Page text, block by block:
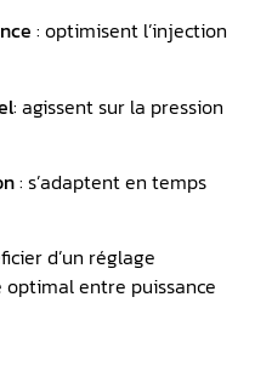
: optimisent l’injection
: agissent sur la pression
: s’adaptent en temps
d’un réglage
entre puissance